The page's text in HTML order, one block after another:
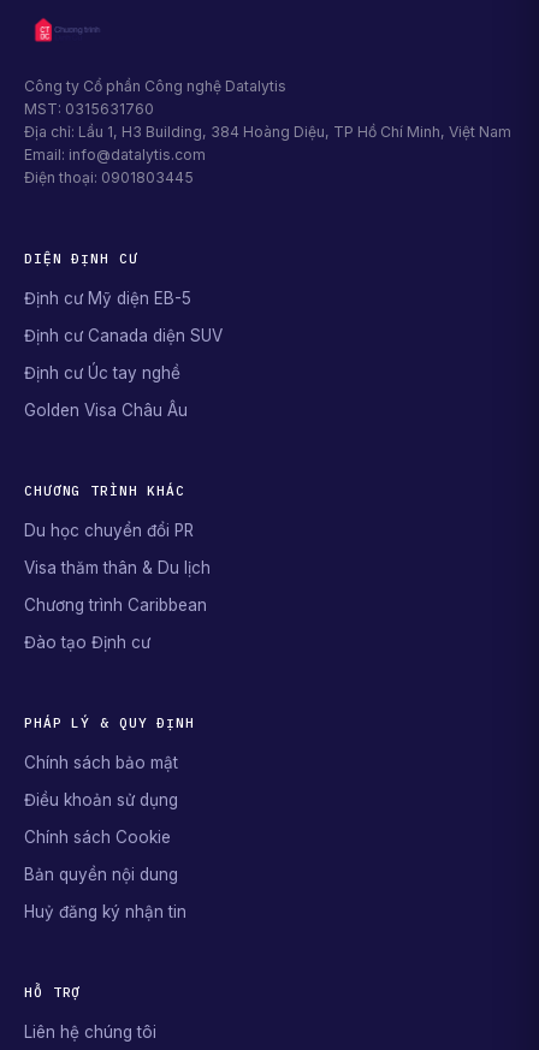
Công ty Cổ phần Công nghệ Datalytis
MST: 0315631760
Địa chỉ: Lầu 1, H3 Building, 384 Hoàng Diệu, TP Hồ Chí Minh, Việt Nam
Email: info@datalytis.com
Điện thoại: 0901803445
DIỆN ĐỊNH CƯ
Định cư Mỹ diện EB-5
Định cư Canada diện SUV
Định cư Úc tay nghề
Golden Visa Châu Âu
CHƯƠNG TRÌNH KHÁC
Du học chuyển đổi PR
Visa thăm thân & Du lịch
Chương trình Caribbean
Đào tạo Định cư
PHÁP LÝ & QUY ĐỊNH
Chính sách bảo mật
Điều khoản sử dụng
Chính sách Cookie
Bản quyền nội dung
Huỷ đăng ký nhận tin
HỖ TRỢ
Liên hệ chúng tôi